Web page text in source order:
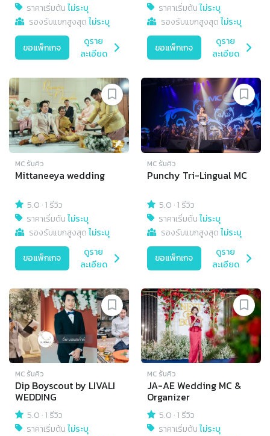
ราคาเริ่มต้นไม่ระบุ
รองรับแขกสูงสุดไม่ระบุ
ขอแพ็กเกจ
ดูราย
ละเอียด
ราคาเริ่มต้นไม่ระบุ
รองรับแขกสูงสุดไม่ระบุ
ขอแพ็กเกจ
ดูราย
ละเอียด
MC รันคิว
Mittaneeya wedding
5.0 ·1 รีวิว
ราคาเริ่มต้นไม่ระบุ
รองรับแขกสูงสุดไม่ระบุ
ขอแพ็กเกจ
ดูราย
ละเอียด
MC รันคิว
Punchy Tri-Lingual MC
5.0 ·1 รีวิว
ราคาเริ่มต้นไม่ระบุ
รองรับแขกสูงสุดไม่ระบุ
ขอแพ็กเกจ
ดูราย
ละเอียด
MC รันคิว
Dip Boyscout by LIVALI
WEDDING
5.0 ·1 รีวิว
ราคาเริ่มต้นไม่ระบุ
MC รันคิว
JA-AE Wedding MC &
Organizer
5.0 ·1 รีวิว
ราคาเริ่มต้นไม่ระบุ